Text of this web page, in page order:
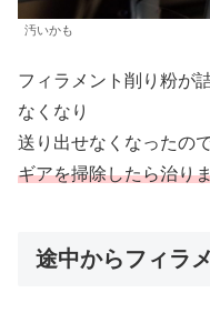
汚いかも
フィラメント削り粉が
なくなり
送り出せなくなったの
ギアを掃除したら治り
途中からフィラ